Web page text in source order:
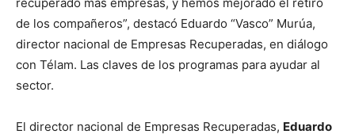
de los compañeros”, destacó Eduardo “Vasco” Murúa,
director nacional de Empresas Recuperadas, en diálogo
con Télam. Las claves de los programas para ayudar al
sector.
El director nacional de Empresas Recuperadas, Eduardo